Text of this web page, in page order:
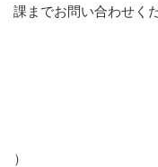
課までお問い合わせく
）